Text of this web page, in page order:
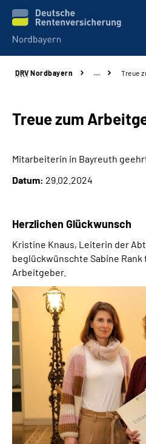
Online-Services
Services
Reha-Kliniken
Karriere
Über uns
Inhalte in Gebärdensprache
Leichte Sprache
Suche
Mein
DRV Nordbayern … Treue
Treue zum
Mitarbeiterin in Bayreuth
Datum: 29.02.2024
Herzlichen Glückwunsch
Kristine Knaus, Leiterin der
beglückwünschte Sabine Rank
Arbeitgeber.